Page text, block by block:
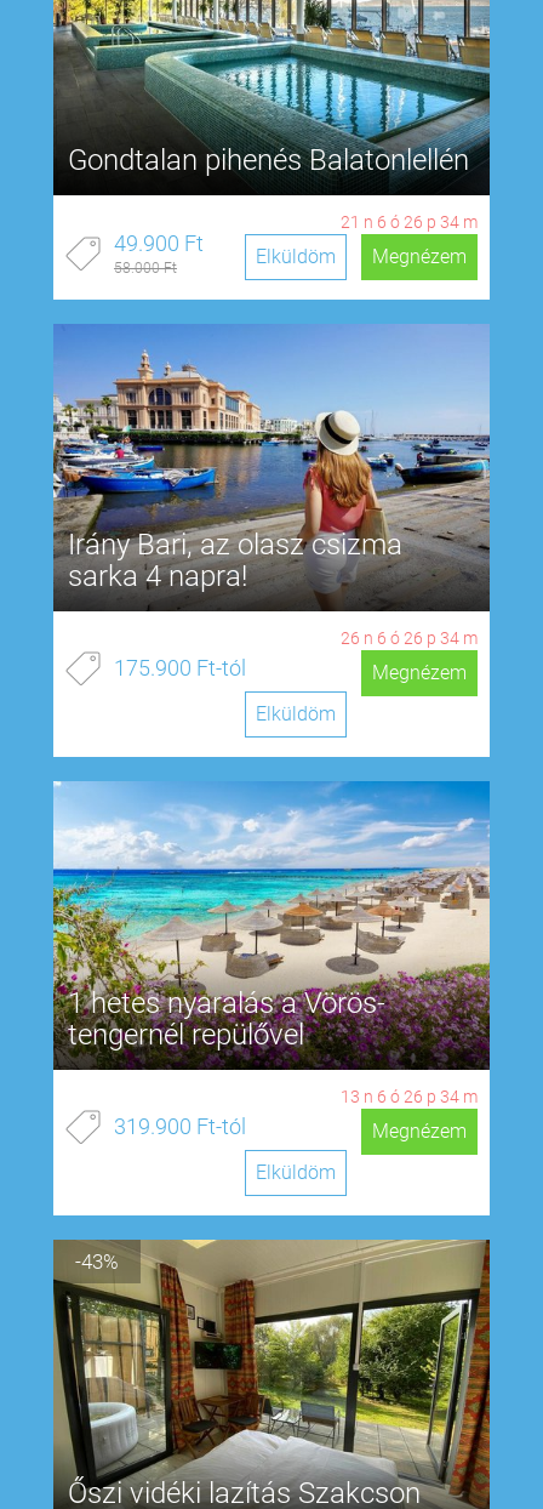
Gondtalan pihenés Balatonlellén
21 n 6 ó 26 p 33 m
49.900 Ft
58.000 Ft Megnézem
Elküldöm
Irány Bari, az olasz csizma
sarka 4 napra!
26 n 6 ó 26 p 33 m
175.900 Ft-tól
Megnézem
Elküldöm
1 hetes nyaralás a Vörös-
tengernél repülővel
13 n 6 ó 26 p 33 m
319.900 Ft-tól
Megnézem
Elküldöm
-43%
Őszi vidéki lazítás Szakcson